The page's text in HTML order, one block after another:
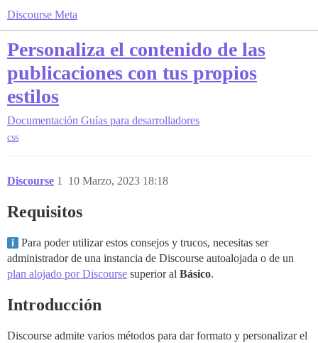
Discourse Meta
Personaliza el contenido de las
publicaciones con tus propios
estilos
Documentación Guías para desarrolladores
css
Discourse 10 Marzo, 2023 18:18
1
Requisitos
Para poder utilizar estos consejos y trucos, necesitas ser
administrador de una instancia de Discourse autoalojada o de un
plan alojado por Discourse superior al Básico.
Introducción
Discourse admite varios métodos para dar formato y personalizar el